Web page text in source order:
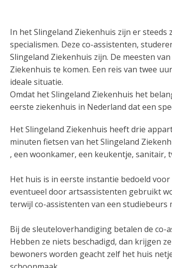
In het Slingeland Ziekenhuis zijn er steeds
specialismen. Deze co-assistenten,
Slingeland Ziekenhuis zijn. De meesten
Ziekenhuis te komen. Een reis van twee
ideale situatie.
Omdat het Slingeland Ziekenhuis het
eerste ziekenhuis in Nederland dat een
Het Slingeland Ziekenhuis heeft drie
minuten fietsen van het Slingeland
, een woonkamer, een keukentje, sanitair,
Het huis is in eerste instantie bedoeld
eventueel door artsassistenten gebruikt
terwijl co-assistenten van een studiebeurs
Bij de sleuteloverhandiging betalen de co-
Hebben ze niets beschadigd, dan krijgen
bewoners worden geacht zelf het huis